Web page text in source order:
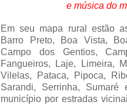
e música do
Em seu mapa rural estão
Barro Preto, Boa Vista,
Campo dos Gentios,
Fangueiros, Laje, Limeira,
Vilelas, Pataca, Pipoca,
Sarandi, Serrinha,
município por estradas